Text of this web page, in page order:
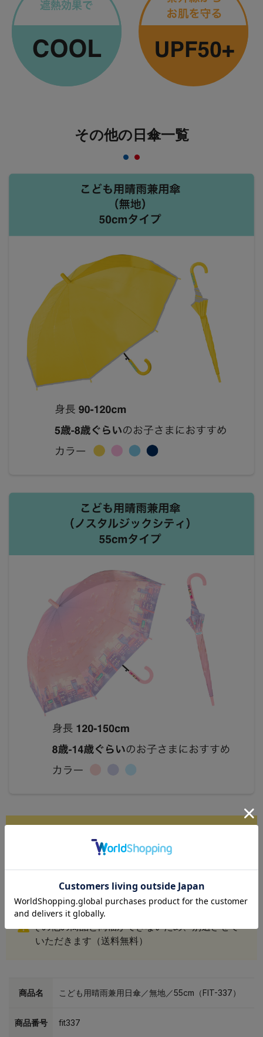
その他の日傘一覧
「合わせ買い390円割引」対象外
その他商品との同時購入ができません
その他の商品と同梱ができないため、別送させて
いただきます（送料無料）
商品名 こども用晴雨兼用日傘／無地／55cm（FIT-337）
商品番号 fit337